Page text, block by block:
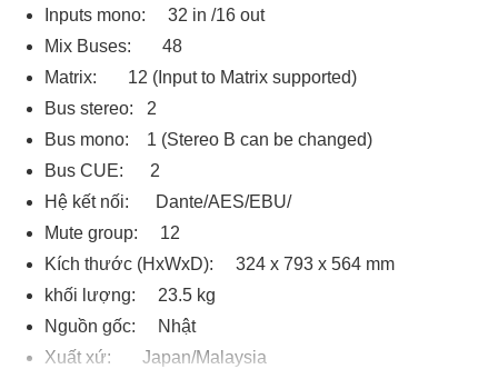
Inputs mono: 32 in /16 out
Mix Buses: 48
Matrix: 12 (Input to Matrix supported)
Bus stereo: 2
Bus mono: 1 (Stereo B can be changed)
Bus CUE: 2
Hệ kết nối: Dante/AES/EBU/
Mute group: 12
Kích thước (HxWxD): 324 x 793 x 564 mm
khối lượng: 23.5 kg
Nguồn gốc: Nhật
Xuất xứ: Japan/Malaysia